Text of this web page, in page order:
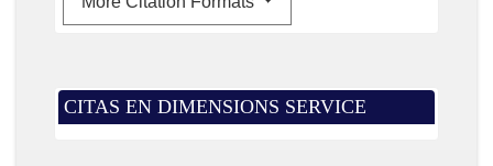
CITAS EN DIMENSIONS SERVICE